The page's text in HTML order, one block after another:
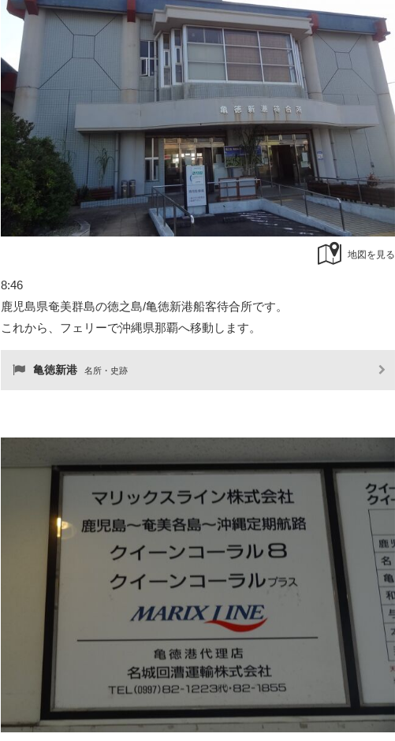
地図を見る
8:46
鹿児島県奄美群島の徳之島/亀徳新港船客待合所です。
これから、フェリーで沖縄県那覇へ移動します。
亀徳新港 名所・史跡